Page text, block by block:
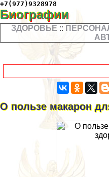
+7(977)9328978
Биографии
ЗДОРОВЬЕ ::
О пользе макарон